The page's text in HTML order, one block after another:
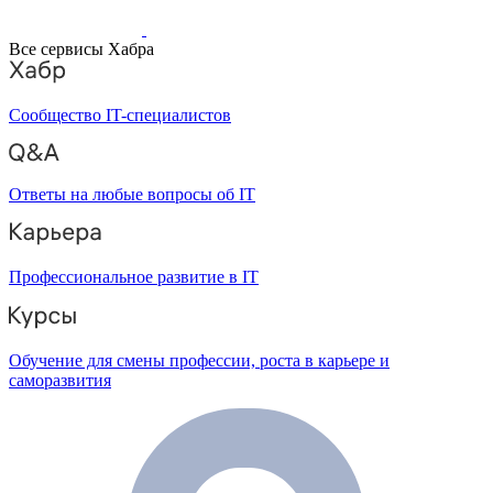
Все сервисы Хабра
Сообщество IT-специалистов
Ответы на любые вопросы об IT
Профессиональное развитие в IT
Обучение для смены профессии, роста в карьере и
саморазвития